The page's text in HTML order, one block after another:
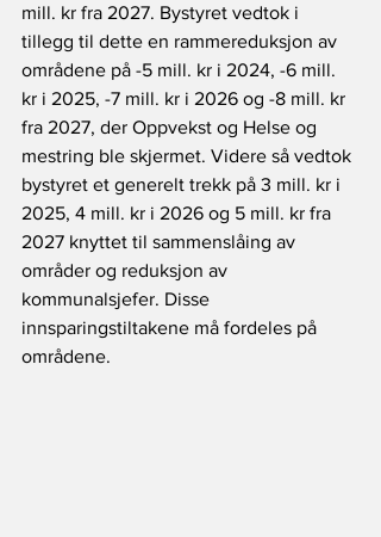
mill. kr fra 2027. Bystyret vedtok i
tillegg til dette en rammereduksjon av
områdene på -5 mill. kr i 2024, -6 mill.
kr i 2025, -7 mill. kr i 2026 og -8 mill. kr
fra 2027, der Oppvekst og Helse og
mestring ble skjermet. Videre så vedtok
bystyret et generelt trekk på 3 mill. kr i
2025, 4 mill. kr i 2026 og 5 mill. kr fra
2027 knyttet til sammenslåing av
områder og reduksjon av
kommunalsjefer. Disse
innsparingstiltakene må fordeles på
områdene.